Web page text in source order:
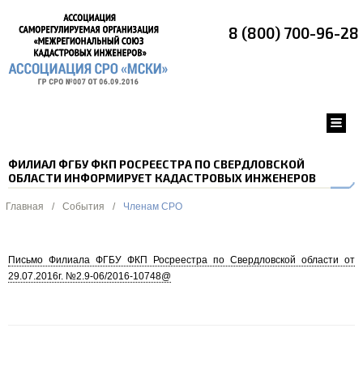
8 (800) 700-96-28
ФИЛИАЛ ФГБУ ФКП РОСРЕЕСТРА ПО СВЕРДЛОВСКОЙ
ОБЛАСТИ ИНФОРМИРУЕТ КАДАСТРОВЫХ ИНЖЕНЕРОВ
Главная / События / Членам СРО
Письмо Филиала ФГБУ ФКП Росреестра по Свердловской области от
29.07.2016г. №2.9-06/2016-10748@